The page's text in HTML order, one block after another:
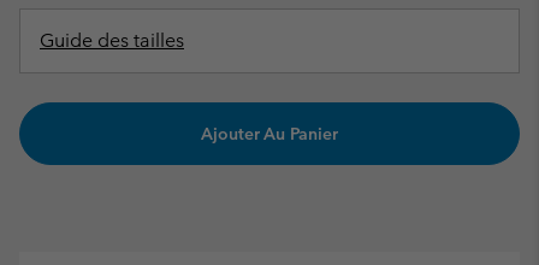
Guide des tailles
Ajouter Au Panier